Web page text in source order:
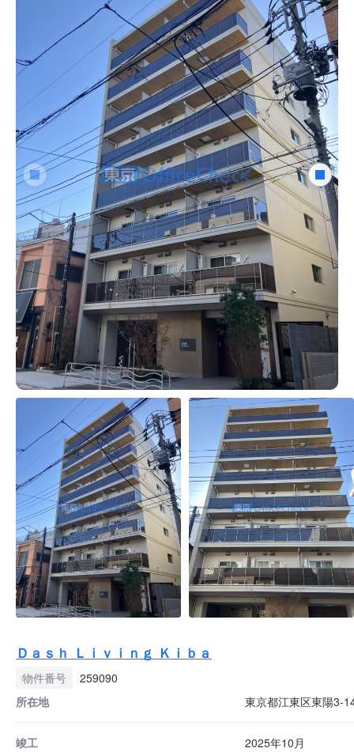
Ｄａｓｈ Ｌｉｖｉｎｇ Ｋｉｂａ
物件番号
259090
所在地
東京都江東区東陽3-
竣工 2025年10月